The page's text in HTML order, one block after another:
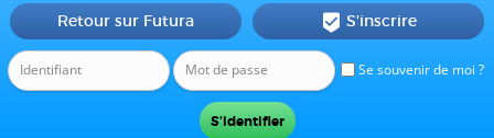
Se souvenir de moi ?
Retour sur Futura  S'inscrire